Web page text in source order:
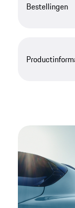
Bestellingen